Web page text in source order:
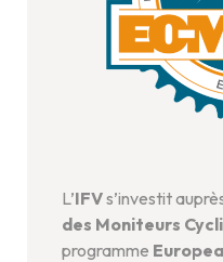
L’IFVs’investit
des Moniteurs
programme